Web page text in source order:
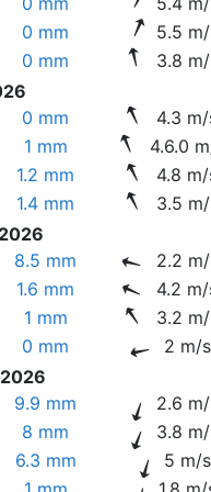
0 mm 5.5
0 mm 3.8
0 mm 4.3
1 mm 4.6.0
1.2 mm 4.8
1.4 mm 3.5
8.5 mm 2.2
1.6 mm 4.2
1 mm 3.2
0 mm 2 m/s
9.9 mm 2.6
8 mm 3.8
6.3 mm 5 m/s